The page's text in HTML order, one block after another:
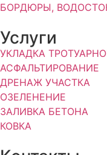
БОРДЮРЫ,
Услуги
УКЛАДКА
АСФАЛЬТИРОВАНИЕ
ДРЕНАЖ УЧАСТКА
ОЗЕЛЕНЕНИЕ
ЗАЛИВКА БЕТОНА
КОВКА